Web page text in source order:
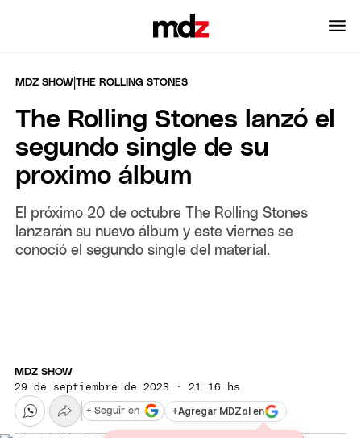
MDZ SHOW |THE ROLLING STONES
The Rolling Stones lanzó el
segundo single de su
proximo álbum
El próximo 20 de octubre The Rolling Stones
lanzarán su nuevo álbum y este viernes se
conoció el segundo single del material.
MDZ SHOW
29 de septiembre de 2023 · 21:16 hs
+Agregar MDZol en
+ Seguir en